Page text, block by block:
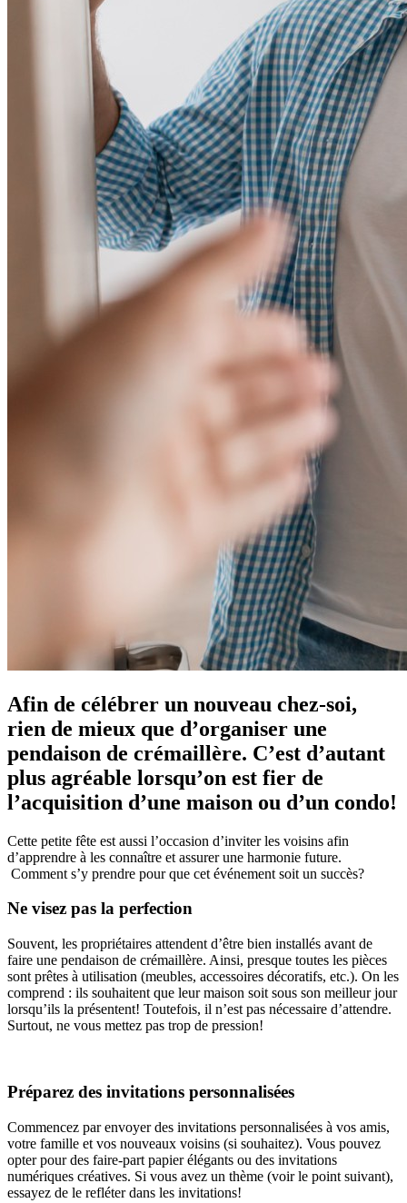
Afin de célébrer un nouveau chez-soi,
rien de mieux que d’organiser une
pendaison de crémaillère. C’est d’autant
plus agréable lorsqu’on est fier de
l’acquisition d’une maison ou d’un condo!
Cette petite fête est aussi l’occasion d’inviter les voisins afin
d’apprendre à les connaître et assurer une harmonie future.
Comment s’y prendre pour que cet événement soit un succès?
Ne visez pas la perfection
Souvent, les propriétaires attendent d’être bien installés avant de
faire une pendaison de crémaillère. Ainsi, presque toutes les pièces
sont prêtes à utilisation (meubles, accessoires décoratifs, etc.). On les
comprend : ils souhaitent que leur maison soit sous son meilleur jour
lorsqu’ils la présentent! Toutefois, il n’est pas nécessaire d’attendre.
Surtout, ne vous mettez pas trop de pression!
Préparez des invitations personnalisées
Commencez par envoyer des invitations personnalisées à vos amis,
votre famille et vos nouveaux voisins (si souhaitez). Vous pouvez
opter pour des faire-part papier élégants ou des invitations
numériques créatives. Si vous avez un thème (voir le point suivant),
essayez de le refléter dans les invitations!